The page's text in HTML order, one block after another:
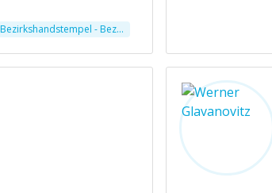
Bezirkshandstempel - Bez...